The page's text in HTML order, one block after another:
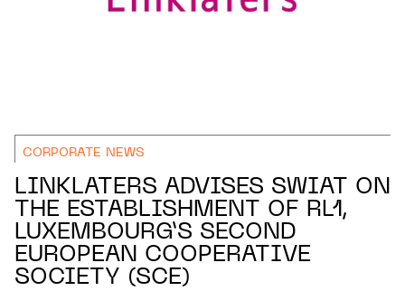
CORPORATE NEWS
LINKLATERS ADVISES SWIAT ON
THE ESTABLISHMENT OF RL1,
LUXEMBOURG’S SECOND
EUROPEAN COOPERATIVE
SOCIETY (SCE)